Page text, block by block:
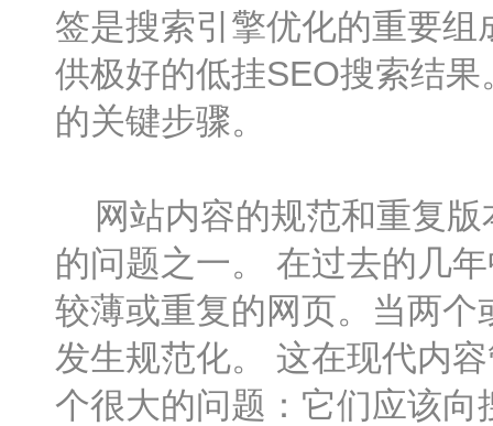
签是搜索引擎优化的重要
供极好的低挂SEO搜索结
的关键步骤。
网站内容的规范和重复版
的问题之一。 在过去的几
较薄或重复的网页。当两
发生规范化。 这在现代内
个很大的问题：它们应该